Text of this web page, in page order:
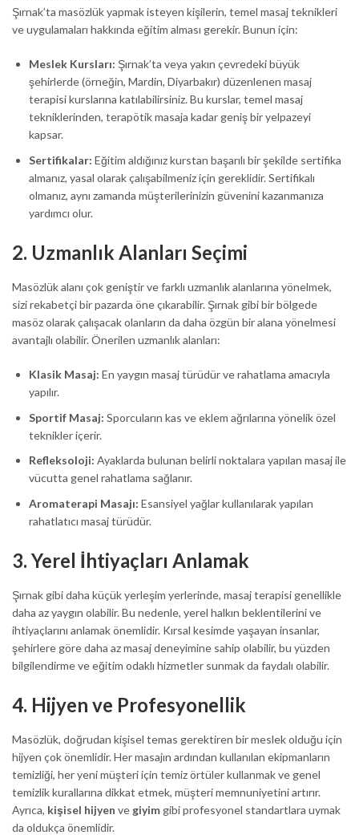
Şırnak’ta masözlük yapmak isteyen kişilerin, temel masaj teknikleri
ve uygulamaları hakkında eğitim alması gerekir. Bunun için:
Meslek Kursları: Şırnak’ta veya yakın çevredeki büyük
şehirlerde (örneğin, Mardin, Diyarbakır) düzenlenen masaj
terapisi kurslarına katılabilirsiniz. Bu kurslar, temel masaj
tekniklerinden, terapötik masaja kadar geniş bir yelpazeyi
kapsar.
Sertifikalar: Eğitim aldığınız kurstan başarılı bir şekilde sertifika
almanız, yasal olarak çalışabilmeniz için gereklidir. Sertifikalı
olmanız, aynı zamanda müşterilerinizin güvenini kazanmanıza
yardımcı olur.
2. Uzmanlık Alanları Seçimi
Masözlük alanı çok geniştir ve farklı uzmanlık alanlarına yönelmek,
sizi rekabetçi bir pazarda öne çıkarabilir. Şırnak gibi bir bölgede
masöz olarak çalışacak olanların da daha özgün bir alana yönelmesi
avantajlı olabilir. Önerilen uzmanlık alanları:
Klasik Masaj: En yaygın masaj türüdür ve rahatlama amacıyla
yapılır.
Sportif Masaj: Sporcuların kas ve eklem ağrılarına yönelik özel
teknikler içerir.
Refleksoloji: Ayaklarda bulunan belirli noktalara yapılan masaj ile
vücutta genel rahatlama sağlanır.
Aromaterapi Masajı: Esansiyel yağlar kullanılarak yapılan
rahatlatıcı masaj türüdür.
3. Yerel İhtiyaçları Anlamak
Şırnak gibi daha küçük yerleşim yerlerinde, masaj terapisi genellikle
daha az yaygın olabilir. Bu nedenle, yerel halkın beklentilerini ve
ihtiyaçlarını anlamak önemlidir. Kırsal kesimde yaşayan insanlar,
şehirlere göre daha az masaj deneyimine sahip olabilir, bu yüzden
bilgilendirme ve eğitim odaklı hizmetler sunmak da faydalı olabilir.
4. Hijyen ve Profesyonellik
Masözlük, doğrudan kişisel temas gerektiren bir meslek olduğu için
hijyen çok önemlidir. Her masajın ardından kullanılan ekipmanların
temizliği, her yeni müşteri için temiz örtüler kullanmak ve genel
temizlik kurallarına dikkat etmek, müşteri memnuniyetini artırır.
Ayrıca, kişisel hijyen ve giyim gibi profesyonel standartlara uymak
da oldukça önemlidir.